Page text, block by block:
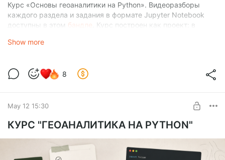
Курс «Основы геоаналитики на Python». Видеоразборы
каждого раздела и задания в формате Jupyter Notebook
доступны в этом бандле
. Курс построен как проект: в
пешеходной доступности сервисов и услуг в выбранном
Show more
8
May 12 15:30
КУРС "ГЕОАНАЛИТИКА НА PYTHON"